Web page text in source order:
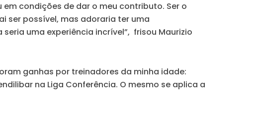
em condições de dar o meu contributo. Ser o
ser possível, mas adoraria ter uma
uma experiência incrível”, frisou Maurizio
ganhas por treinadores da minha idade:
na Liga Conferência. O mesmo se aplica a